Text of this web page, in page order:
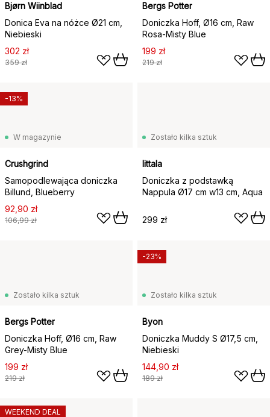
Bjørn Wiinblad
Donica Eva na nóżce Ø21 cm,
Niebieski
302 zł
359 zł
Bergs Potter
Doniczka Hoff, Ø16 cm, Raw
Rosa-Misty Blue
199 zł
219 zł
W magazynie
Crushgrind
Samopodlewająca doniczka
Billund, Blueberry
92,90 zł
106,99 zł
-13%
Zostało kilka sztuk
Iittala
Doniczka z podstawką
Nappula Ø17 cm w13 cm, Aqua
299 zł
Zostało kilka sztuk
Bergs Potter
Doniczka Hoff, Ø16 cm, Raw
Grey-Misty Blue
199 zł
219 zł
Zostało kilka sztuk
Byon
Doniczka Muddy S Ø17,5 cm,
Niebieski
144,90 zł
189 zł
-23%
WEEKEND DEAL